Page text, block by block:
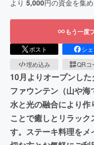
より 5,000円の資金を集め
もう一度
ポスト シ
埋め込み
QRコ
10月よりオープンし
ファウンテン（山や
水と光の融合により
ことで癒しとリラッ
す。ステーキ料理を